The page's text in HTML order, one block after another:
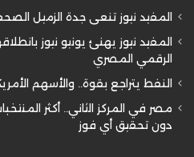
المفيد نيوز تنعى جدة الزميل
المفيد نيوز يهنئ يونيو نيوز
الرقمي المصري
النفط يتراجع بقوة.. والأسهم
مصر في المركز الثاني.. أكثر
دون تحقيق أي فوز